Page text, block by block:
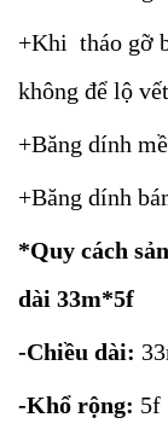
+Khi tháo gỡ
không để lộ
+Băng dính
+Băng dính
*Quy cách
dài 33m*5f
-Chiều dài:
-Khổ rộng: 5f